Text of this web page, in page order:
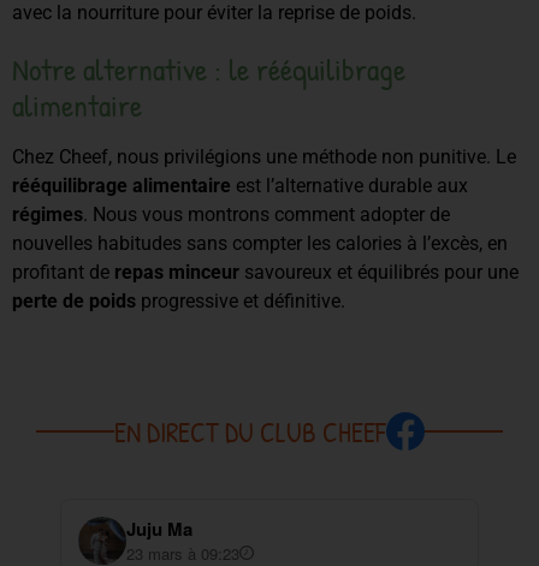
avec la nourriture pour éviter la reprise de poids.
Notre alternative : le rééquilibrage
alimentaire
Chez Cheef, nous privilégions une méthode non punitive. Le
rééquilibrage alimentaire est l’alternative durable aux
régimes. Nous vous montrons comment adopter de
nouvelles habitudes sans compter les calories à l’excès, en
profitant de repas minceur savoureux et équilibrés pour une
perte de poids progressive et définitive.
EN DIRECT DU CLUB CHEEF
Juju Ma
23 mars à 09:23